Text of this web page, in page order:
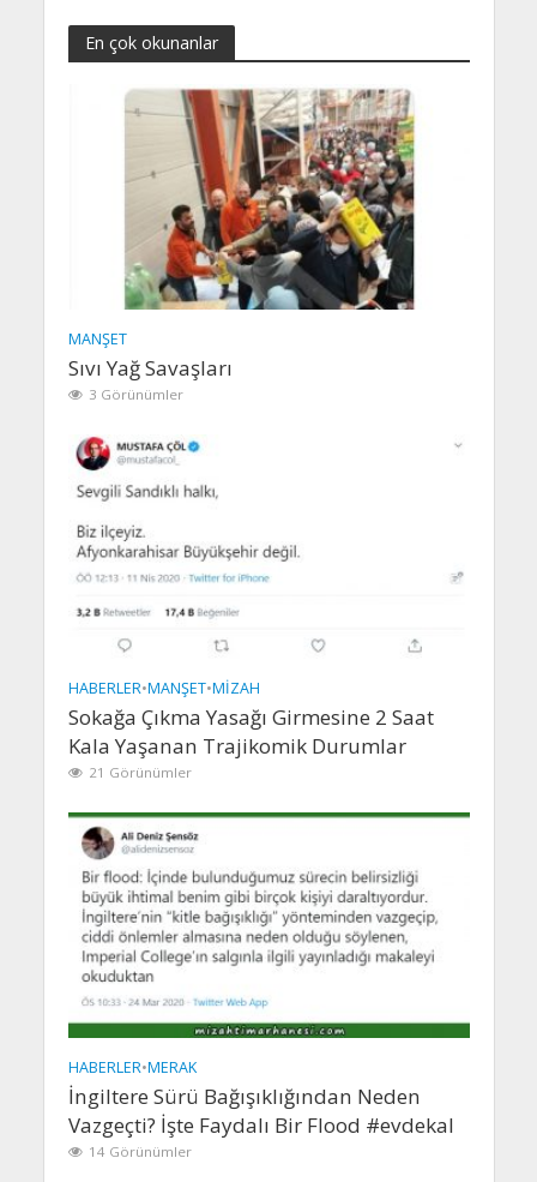
En çok okunanlar
MANŞET
Sıvı Yağ Savaşları
3 Görünümler
HABERLER•MANŞET•MIZAH
Sokağa Çıkma Yasağı Girmesine 2 Saat
Kala Yaşanan Trajikomik Durumlar
21 Görünümler
HABERLER•MERAK
İngiltere Sürü Bağışıklığından Neden
Vazgeçti? İşte Faydalı Bir Flood #evdekal
14 Görünümler